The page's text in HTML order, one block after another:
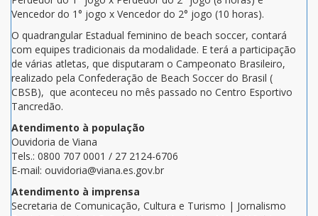
Vencedor do 1° jogo x Vencedor do 2° jogo (10 horas).
O quadrangular Estadual feminino de beach soccer, contará
com equipes tradicionais da modalidade. E terá a participação
de várias atletas, que disputaram o Campeonato Brasileiro,
realizado pela Confederação de Beach Soccer do Brasil (
CBSB), que aconteceu no mês passado no Centro Esportivo
Tancredão.
Atendimento à população
Ouvidoria de Viana
Tels.: 0800 707 0001 / 27 2124-6706
E-mail: ouvidoria@viana.es.gov.br
Atendimento à imprensa
Secretaria de Comunicação, Cultura e Turismo | Jornalismo